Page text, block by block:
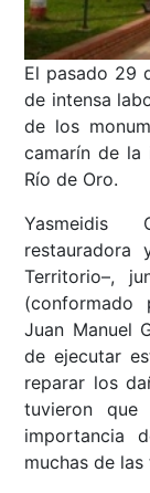
El pasado 29
de intensa
de los
camarín de la
Río de Oro.
Yasmeidis
restauradora
Territorio–,
(conformado
Juan Manuel
de ejecutar
reparar los
tuvieron
importancia
muchas de